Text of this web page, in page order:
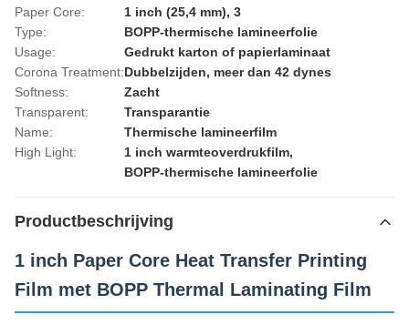
Paper Core:
1 inch (25,4 mm), 3
Type:
BOPP-thermische lamineerfolie
Usage:
Gedrukt karton of papierlaminaat
Corona Treatment:Dubbelzijden, meer dan 42 dynes
Softness:
Zacht
Transparent:
Transparantie
Name:
Thermische lamineerfilm
High Light:
1 inch warmteoverdrukfilm,
BOPP-thermische lamineerfolie
Productbeschrijving
1 inch Paper Core Heat Transfer Printing
Film met BOPP Thermal Laminating Film